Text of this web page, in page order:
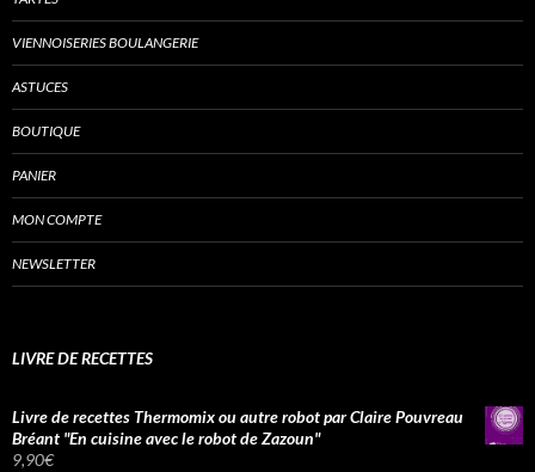
VIENNOISERIES BOULANGERIE
ASTUCES
BOUTIQUE
PANIER
MON COMPTE
NEWSLETTER
LIVRE DE RECETTES
Livre de recettes Thermomix ou autre robot par Claire Pouvreau
Bréant "En cuisine avec le robot de Zazoun"
9,90€